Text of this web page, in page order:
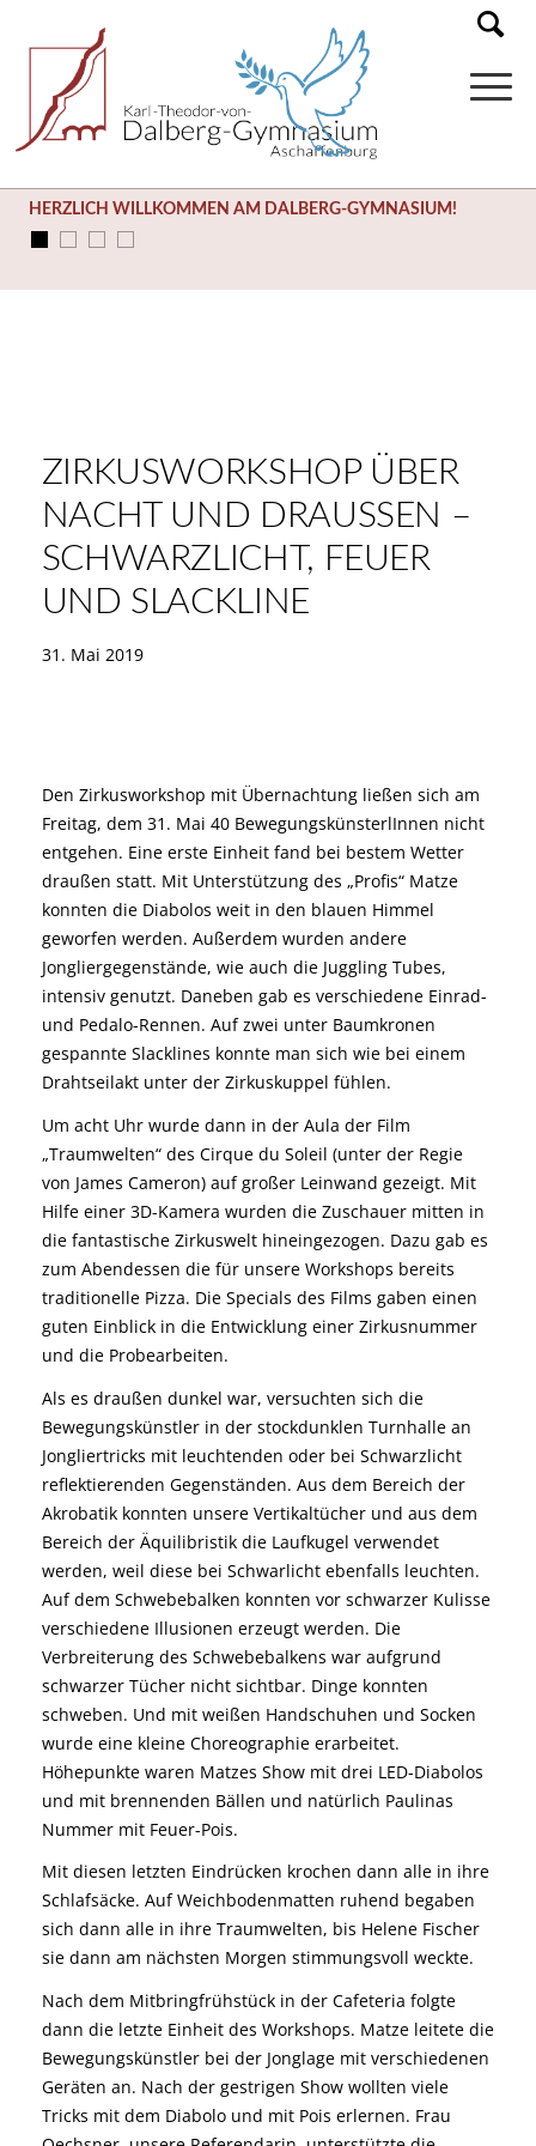
HERZLICH WILLKOMMEN AM DALBERG-GYMNASIUM!
ZIRKUSWORKSHOP ÜBER
NACHT UND DRAUSSEN – S
CHWARZLICHT, FEUER U
ND SLACKLINE
31. Mai 2019
Den Zirkusworkshop mit Übernachtung ließen sich am
Freitag, dem 31. Mai 40 BewegungskünsterlInnen nicht
entgehen. Eine erste Einheit fand bei bestem Wetter
draußen statt. Mit Unterstützung des „Profis“ Matze
konnten die Diabolos weit in den blauen Himmel
geworfen werden. Außerdem wurden andere
Jongliergegenstände, wie auch die Juggling Tubes,
intensiv genutzt. Daneben gab es verschiedene Einrad-
und Pedalo-Rennen. Auf zwei unter Baumkronen
gespannte Slacklines konnte man sich wie bei einem
Drahtseilakt unter der Zirkuskuppel fühlen.
Um acht Uhr wurde dann in der Aula der Film
„Traumwelten“ des Cirque du Soleil (unter der Regie
von James Cameron) auf großer Leinwand gezeigt. Mit
Hilfe einer 3D-Kamera wurden die Zuschauer mitten in
die fantastische Zirkuswelt hineingezogen. Dazu gab es
zum Abendessen die für unsere Workshops bereits
traditionelle Pizza. Die Specials des Films gaben einen
guten Einblick in die Entwicklung einer Zirkusnummer
und die Probearbeiten.
Als es draußen dunkel war, versuchten sich die
Bewegungskünstler in der stockdunklen Turnhalle an
Jongliertricks mit leuchtenden oder bei Schwarzlicht
reflektierenden Gegenständen. Aus dem Bereich der
Akrobatik konnten unsere Vertikaltücher und aus dem
Bereich der Äquilibristik die Laufkugel verwendet
werden, weil diese bei Schwarlicht ebenfalls leuchten.
Auf dem Schwebebalken konnten vor schwarzer Kulisse
verschiedene Illusionen erzeugt werden. Die
Verbreiterung des Schwebebalkens war aufgrund
schwarzer Tücher nicht sichtbar. Dinge konnten
schweben. Und mit weißen Handschuhen und Socken
wurde eine kleine Choreographie erarbeitet.
Höhepunkte waren Matzes Show mit drei LED-Diabolos
und mit brennenden Bällen und natürlich Paulinas
Nummer mit Feuer-Pois.
Mit diesen letzten Eindrücken krochen dann alle in ihre
Schlafsäcke. Auf Weichbodenmatten ruhend begaben
sich dann alle in ihre Traumwelten, bis Helene Fischer
sie dann am nächsten Morgen stimmungsvoll weckte.
Nach dem Mitbringfrühstück in der Cafeteria folgte
dann die letzte Einheit des Workshops. Matze leitete die
Bewegungskünstler bei der Jonglage mit verschiedenen
Geräten an. Nach der gestrigen Show wollten viele
Tricks mit dem Diabolo und mit Pois erlernen. Frau